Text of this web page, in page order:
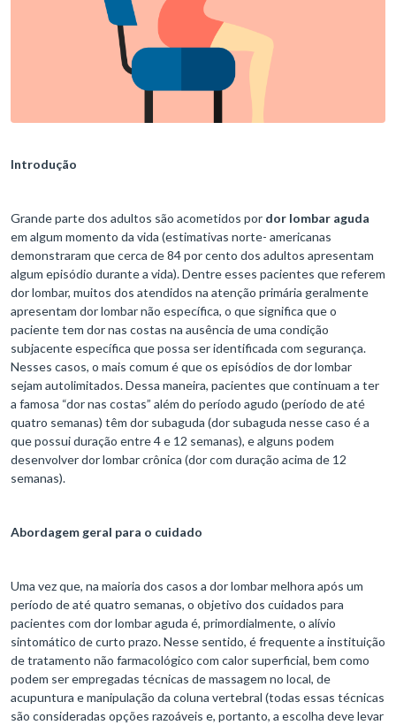
Introdução
Grande parte dos adultos são acometidos por dor lombar aguda
em algum momento da vida (estimativas norte- americanas
demonstraram que cerca de 84 por cento dos adultos apresentam
algum episódio durante a vida). Dentre esses pacientes que referem
dor lombar, muitos dos atendidos na atenção primária geralmente
apresentam dor lombar não específica, o que significa que o
paciente tem dor nas costas na ausência de uma condição
subjacente específica que possa ser identificada com segurança.
Nesses casos, o mais comum é que os episódios de dor lombar
sejam autolimitados. Dessa maneira, pacientes que continuam a ter
a famosa “dor nas costas” além do período agudo (período de até
quatro semanas) têm dor subaguda (dor subaguda nesse caso é a
que possui duração entre 4 e 12 semanas), e alguns podem
desenvolver dor lombar crônica (dor com duração acima de 12
semanas).
Abordagem geral para o cuidado
Uma vez que, na maioria dos casos a dor lombar melhora após um
período de até quatro semanas, o objetivo dos cuidados para
pacientes com dor lombar aguda é, primordialmente, o alívio
sintomático de curto prazo. Nesse sentido, é frequente a instituição
de tratamento não farmacológico com calor superficial, bem como
podem ser empregadas técnicas de massagem no local, de
acupuntura e manipulação da coluna vertebral (todas essas técnicas
são consideradas opções razoáveis e, portanto, a escolha deve levar